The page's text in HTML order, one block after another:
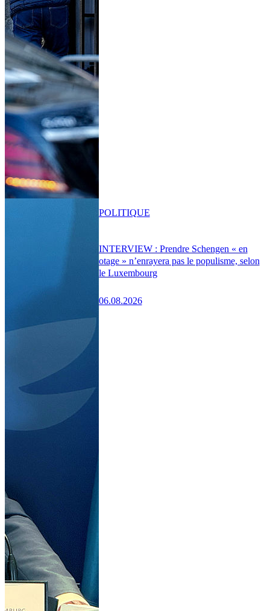
INTERVIEW : Prendre Schengen « en
otage » n’enrayera pas le populisme, selon
le Luxembourg
06.08.2026
POLITIQUE